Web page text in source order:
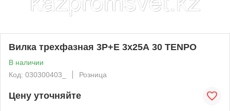
Вилка трехфазная 3Р+Е 3x25А 30 TENPO
В наличии
Код: 030300403_
Розница
Цену уточняйте